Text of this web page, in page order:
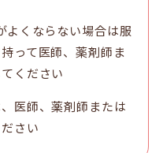
よくならない場合は服
って医師、薬剤師ま
ください
医師、薬剤師または
さい